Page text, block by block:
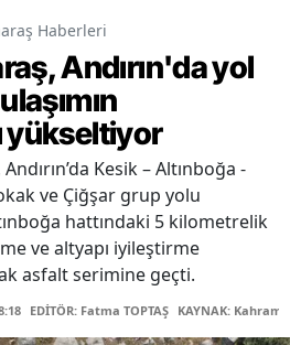
Haberleri
Andırın'da yol
yükseltiyor
Kesik – Altınboğa -
ve Çiğşar grup yolu
hattındaki 5 kilometrelik
ve altyapı iyileştirme
asfalt serimine geçti.
EDİTÖR: Fatma TOPTAŞ KAYNAK: